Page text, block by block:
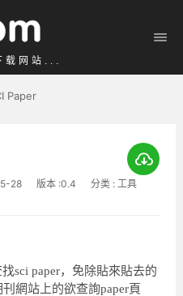
载网站...
Paper
28 版本 :0.4 分类 : 工具
sci paper，免除貼來貼去的
網站上的欲查詢paper頁